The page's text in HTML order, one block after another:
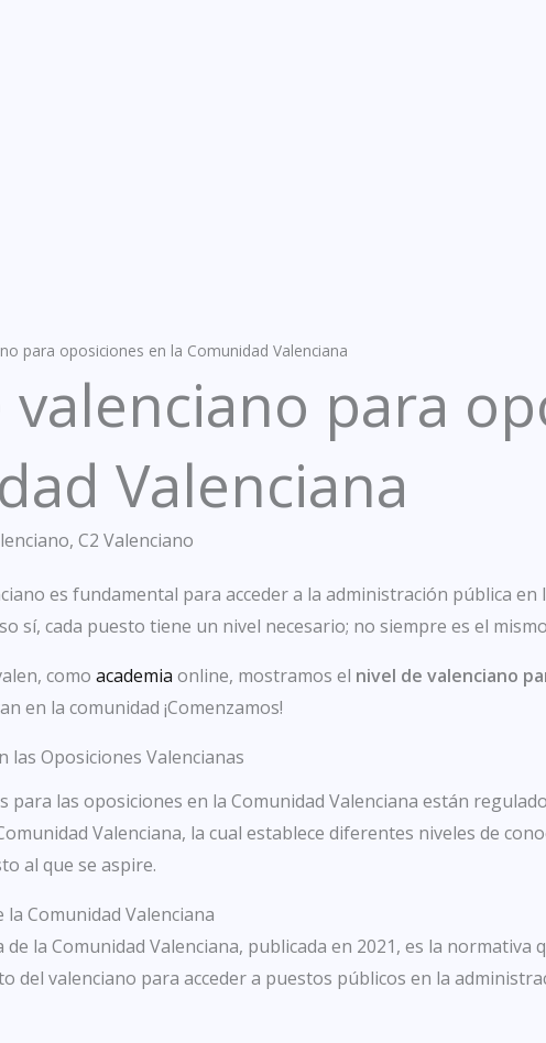
para oposiciones en la Comunidad Valenciana
valenciano para
Valenciana
, C2 Valenciano
es fundamental para acceder a la administración pública en
sí, cada puesto tiene un nivel necesario; no siempre es el
como academia online, mostramos el nivel de valenciano
en la comunidad ¡Comenzamos!
las Oposiciones Valencianas
para las oposiciones en la Comunidad Valenciana están
Valenciana, la cual establece diferentes niveles de
al que se aspire.
la Comunidad Valenciana
de la Comunidad Valenciana, publicada en 2021, es la normativa
del valenciano para acceder a puestos públicos en la